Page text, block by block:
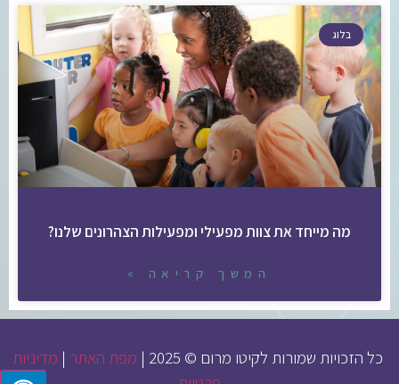
בלוג
מה מייחד את צוות מפעילי ומפעילות הצהרונים שלנו?
המשך קריאה »
כל הזכויות שמורות לקיטו מרום © 2025 | מפת האתר | מדיניות